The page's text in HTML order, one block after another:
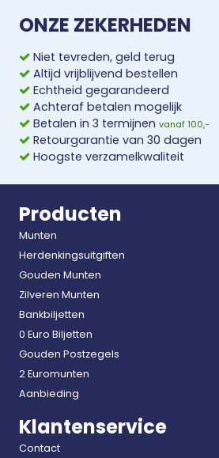
ONZE ZEKERHEDEN
Niet tevreden, geld terug
Altijd vrijblijvend bestellen
Echtheid gegarandeerd
Achteraf betalen mogelijk
Betalen in 3 termijnen vanaf 100,-
Retourgarantie van 30 dagen
Hoogste verzamelkwaliteit
Producten
Munten
Herdenkingsuitgiften
Gouden Munten
Zilveren Munten
Bankbiljetten
0 Euro Biljetten
Gouden Postzegels
2 Euromunten
Aanbieding
Klantenservice
Contact